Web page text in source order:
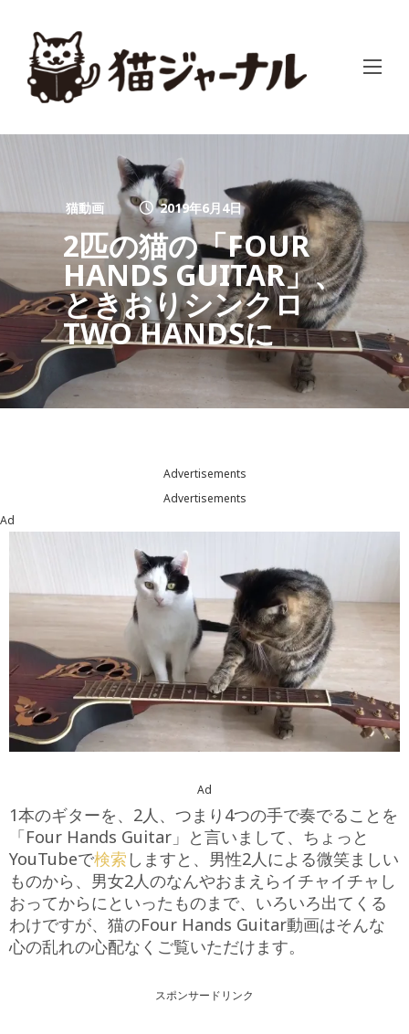
猫動画 2019年6月4日
2匹の猫の「FOUR
HANDS GUITAR」、
ときおりシンクロ
TWO HANDSに
Advertisements
Advertisements
Ad
Ad
1本のギターを、2人、つまり4つの手で奏でることを
「Four Hands Guitar」と言いまして、ちょっと
YouTubeで検索 しますと、男性2人による微笑ましい
ものから、男女2人のなんやおまえらイチャイチャし
おってからにといったものまで、いろいろ出てくる
わけですが、猫のFour Hands Guitar動画はそんな
心の乱れの心配なくご覧いただけます。
スポンサードリンク